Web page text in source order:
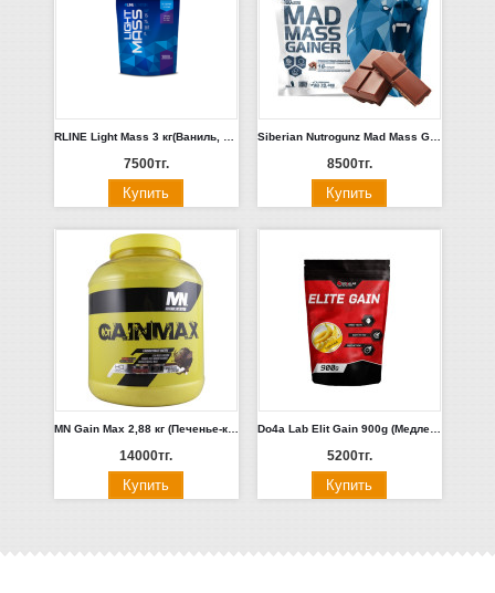
7500тг.
Siberian Nutrogunz Mad Mass Gainer 2 кг (Шоколад, Малина)
8500тг.
MN Gain Max 2,88 кг (Печенье-крем)
14000тг.
Do4a Lab Elit Gain 900g (Медленные углеводы)(Шоколад)
5200тг.